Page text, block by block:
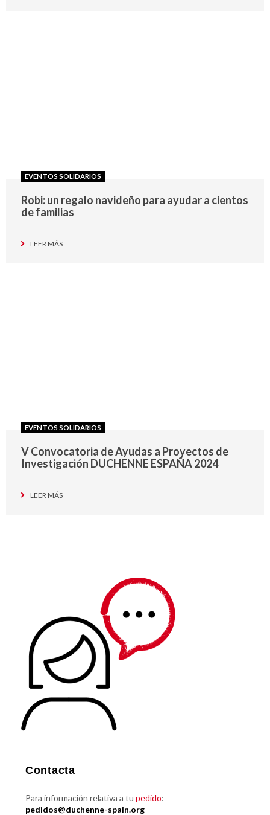
EVENTOS SOLIDARIOS
Robi: un regalo navideño para ayudar a cientos
de familias
LEER MÁS
EVENTOS SOLIDARIOS
V Convocatoria de Ayudas a Proyectos de
Investigación DUCHENNE ESPAÑA 2024
LEER MÁS
Contacta
Para información relativa a tu pedido:
pedidos@duchenne-spain.org